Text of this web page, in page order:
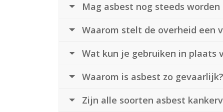
Mag asbest nog steeds
Waarom stelt de overheid een
Wat kun je gebruiken in plaats
Waarom is asbest zo gevaarlijk?
Zijn alle soorten asbest